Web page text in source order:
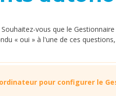
vous que le
« oui » à l'une de ces
pour configurer le